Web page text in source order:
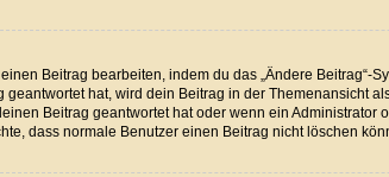
Beitrag bearbeiten, indem du das „Ändere Beitrag“-
hat, wird dein Beitrag in der Themenansicht
Beitrag geantwortet hat oder wenn ein Administrator
dass normale Benutzer einen Beitrag nicht löschen